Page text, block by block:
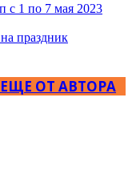
с 1 по 7 мая 2023
праздник
ЕЩЕ ОТ АВТОРА